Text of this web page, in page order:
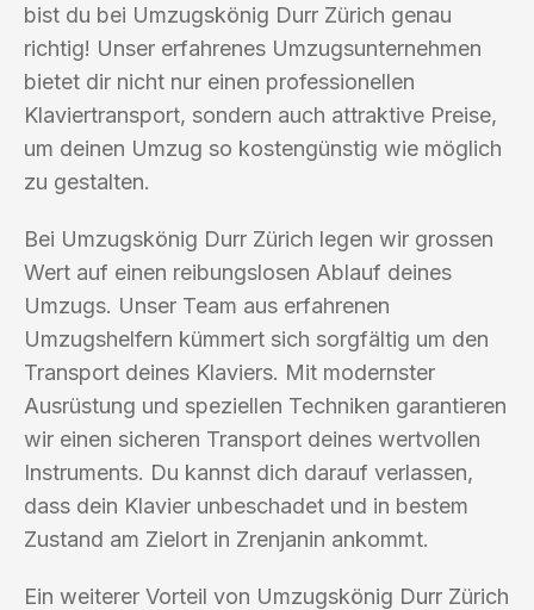
bist du bei Umzugskönig Durr Zürich genau
richtig! Unser erfahrenes Umzugsunternehmen
bietet dir nicht nur einen professionellen
Klaviertransport, sondern auch attraktive Preise,
um deinen Umzug so kostengünstig wie möglich
zu gestalten.
Bei Umzugskönig Durr Zürich legen wir grossen
Wert auf einen reibungslosen Ablauf deines
Umzugs. Unser Team aus erfahrenen
Umzugshelfern kümmert sich sorgfältig um den
Transport deines Klaviers. Mit modernster
Ausrüstung und speziellen Techniken garantieren
wir einen sicheren Transport deines wertvollen
Instruments. Du kannst dich darauf verlassen,
dass dein Klavier unbeschadet und in bestem
Zustand am Zielort in Zrenjanin ankommt.
Ein weiterer Vorteil von Umzugskönig Durr Zürich